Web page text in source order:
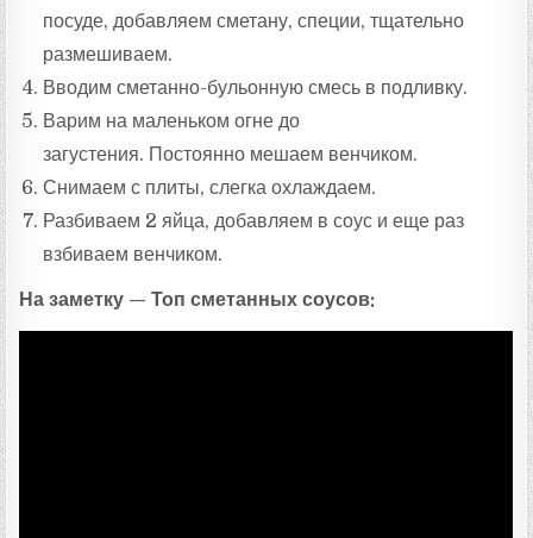
посуде, добавляем сметану, специи, тщательно
размешиваем.
Вводим сметанно-бульонную смесь в подливку.
Варим на маленьком огне до
загустения. Постоянно мешаем венчиком.
Снимаем с плиты, слегка охлаждаем.
Разбиваем 2 яйца, добавляем в соус и еще раз
взбиваем венчиком.
На заметку — Топ сметанных соусов: